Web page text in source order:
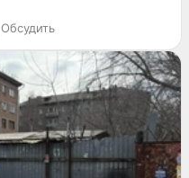
Обсудить